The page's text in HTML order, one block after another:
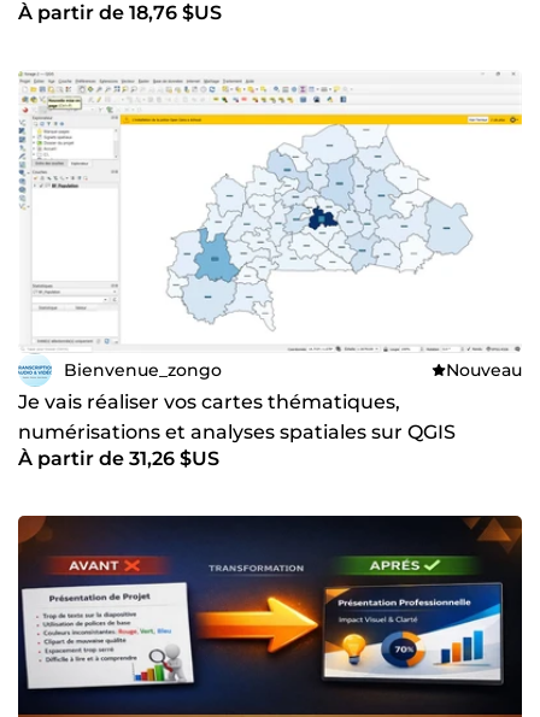
À partir de 18,76 $US
Bienvenue_zongo Nouveau
Je vais réaliser vos cartes thématiques,
numérisations et analyses spatiales sur QGIS
À partir de 31,26 $US